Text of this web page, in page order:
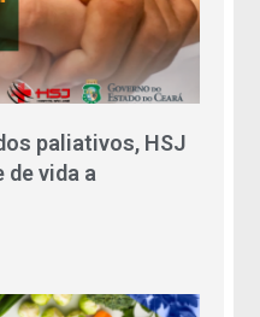
paliativos, HSJ
vida a